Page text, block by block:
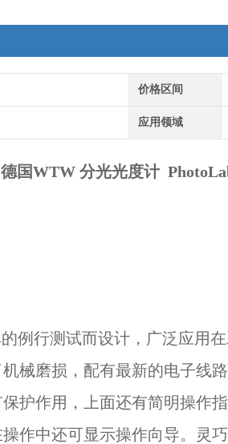
价格区间
应用领域
德国WTW 分光光度计
例行测试而设计，广泛应用
械磨损，配有最新的电子线
护作用，上面还有简明操作
作中还可显示操作向导。灵